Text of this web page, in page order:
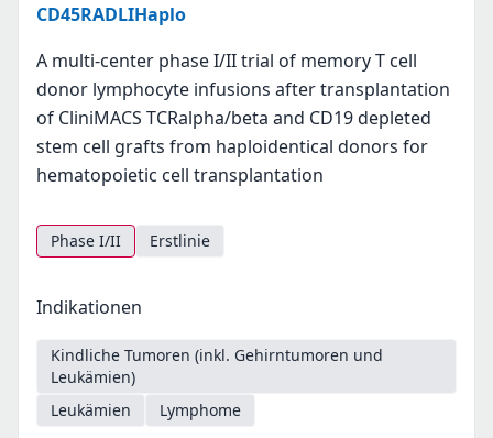
CD45RADLIHaplo
A multi-center phase I/II trial of memory T cell
donor lymphocyte infusions after transplantation
of CliniMACS TCRalpha/beta and CD19 depleted
stem cell grafts from haploidentical donors for
hematopoietic cell transplantation
Phase I/II Erstlinie
Indikationen
Kindliche Tumoren (inkl. Gehirntumoren und
Leukämien)
Leukämien
Lymphome